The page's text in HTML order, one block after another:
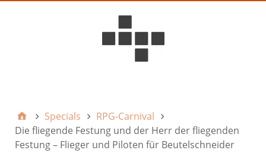
Specials
RPG-Carnival
Die fliegende Festung und der Herr der fliegenden
Festung – Flieger und Piloten für Beutelschneider